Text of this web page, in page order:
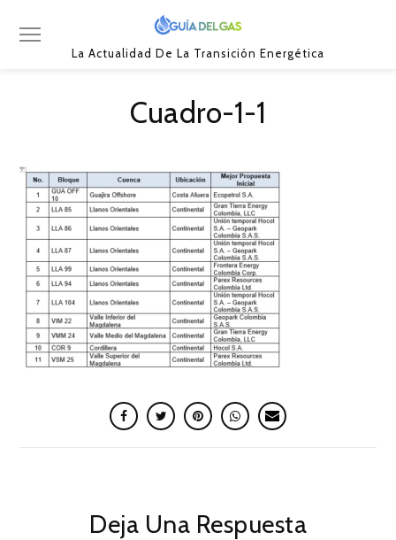
La Actualidad De La Transición Energética
Cuadro-1-1
Deja Una Respuesta